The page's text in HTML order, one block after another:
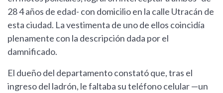
28 4 años de edad- con domicilio en la calle Utracán de
esta ciudad. La vestimenta de uno de ellos coincidía
plenamente con la descripción dada por el
damnificado.
El dueño del departamento constató que, tras el
ingreso del ladrón, le faltaba su teléfono celular —un